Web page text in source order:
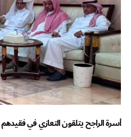
أسرة الراجح يتلقون التعازي في